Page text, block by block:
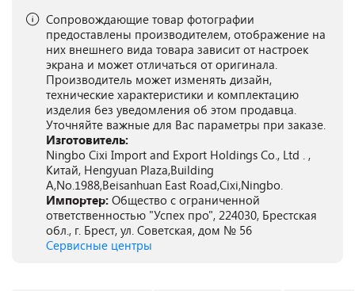
Сопровождающие товар фотографии
предоставлены производителем, отображение на
них внешнего вида товара зависит от настроек
экрана и может отличаться от оригинала.
Производитель может изменять дизайн,
технические характеристики и комплектацию
изделия без уведомления об этом продавца.
Уточняйте важные для Вас параметры при заказе.
Изготовитель:
Ningbo Cixi Import and Export Holdings Co., Ltd . ,
Китай, Hengyuan Plaza,Building
A,No.1988,Beisanhuan East Road,Cixi,Ningbo.
Импортер: Общество с ограниченной
ответственностью "Успех про", 224030, Брестская
обл., г. Брест, ул. Советская, дом № 56
Сервисные центры